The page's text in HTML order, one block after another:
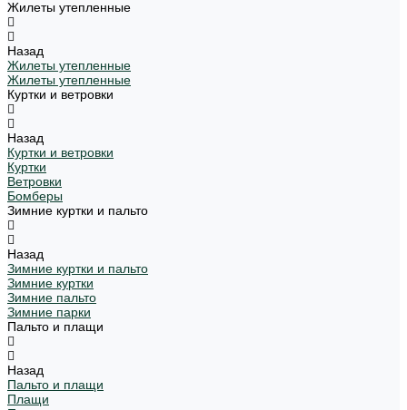
Жилеты утепленные
Назад
Жилеты утепленные
Жилеты утепленные
Куртки и ветровки
Назад
Куртки и ветровки
Куртки
Ветровки
Бомберы
Зимние куртки и пальто
Назад
Зимние куртки и пальто
Зимние куртки
Зимние пальто
Зимние парки
Пальто и плащи
Назад
Пальто и плащи
Плащи